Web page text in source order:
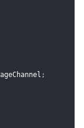
;